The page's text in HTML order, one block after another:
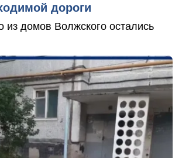
дороги
из домов Волжского остались